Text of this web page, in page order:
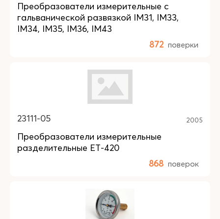
Преобразователи измерительные с
гальванической развязкой IM31, IM33,
IM34, IM35, IM36, IM43
872 поверки
23111-05 2005
Преобразователи измерительные
разделительные ЕТ-420
868 поверок